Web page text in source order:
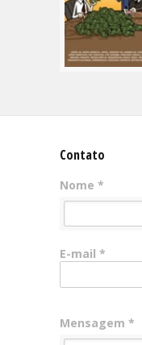
Contato
Nome *
E-mail *
Mensagem *